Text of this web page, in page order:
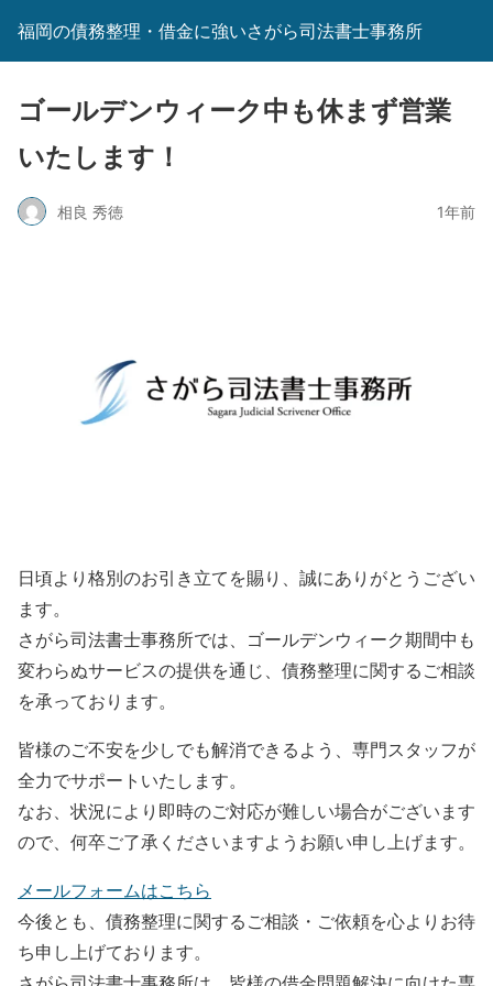
福岡の債務整理・借金に強いさがら司法書士事務所
ゴールデンウィーク中も休まず営業
いたします！
相良 秀徳 1年前
日頃より格別のお引き立てを賜り、誠にありがとうござい
ます。
さがら司法書士事務所では、ゴールデンウィーク期間中も
変わらぬサービスの提供を通じ、債務整理に関するご相談
を承っております。
皆様のご不安を少しでも解消できるよう、専門スタッフが
全力でサポートいたします。
なお、状況により即時のご対応が難しい場合がございます
ので、何卒ご了承くださいますようお願い申し上げます。
メールフォームはこちら
今後とも、債務整理に関するご相談・ご依頼を心よりお待
ち申し上げております。